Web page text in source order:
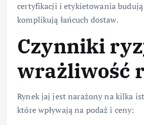
certyfikacji i etykietowania
komplikują łańcuch dostaw.
Czynniki
wrażliwość
Rynek jaj jest narażony na kilka
które wpływają na podaż i ceny: